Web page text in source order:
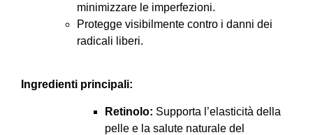
minimizzare le imperfezioni.
Protegge visibilmente contro i danni dei
radicali liberi.
Ingredienti principali:
Retinolo: Supporta l’elasticità della
pelle e la salute naturale del